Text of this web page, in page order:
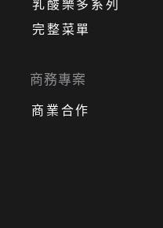
商務專案
商業合作
乳酸樂多系列
完整菜單